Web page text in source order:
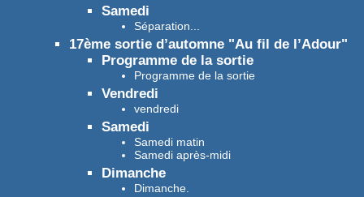
Samedi
Séparation...
17ème sortie d’automne "Au fil de l’Adour"
Programme de la sortie
Programme de la sortie
Vendredi
vendredi
Samedi
Samedi matin
Samedi après-midi
Dimanche
Dimanche.